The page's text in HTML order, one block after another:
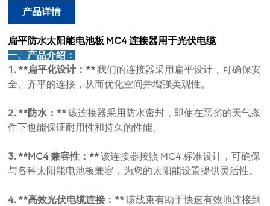
产品详情
扁平防水太阳能电池板 MC4 连接器用于光伏电缆
一、产品介绍：
1. **扁平化设计：**我们的连接器采用扁平设计，可确保安
全、齐平的连接，从而优化空间并增强美观性。
2. **防水：**该连接器采用防水密封，即使在恶劣的天气条
件下也能保证耐用性和持久的性能。
3. **MC4 兼容性：**该连接器按照 MC4 标准设计，可确保
与各种太阳能电池板兼容，为您的太阳能设置提供灵活性。
4. **高效光伏电缆连接：**该线束有助于快速有效地连接到